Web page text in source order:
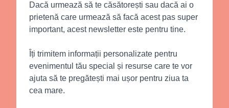
Dacă urmează să te căsătorești sau dacă ai o
prietenă care urmează să facă acest pas super
important, acest newsletter este pentru tine.
Îți trimitem informații personalizate pentru
evenimentul tău special și resurse care te vor
ajuta să te pregătești mai ușor pentru ziua ta
cea mare.